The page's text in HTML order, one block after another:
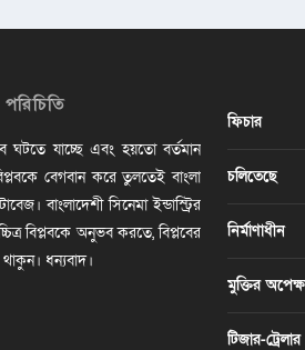
ঘটতে যাচ্ছে এবং হয়তো বর্তমান
বেগবান করে তুলতেই বাংলা
বাংলাদেশী সিনেমা ইন্ডাস্ট্রির
বিপ্লবকে অনুভব করতে, বিপ্লবের
ধন্যবাদ।
ফিচার
চলিতেছে
নির্মাণাধীন
মুক্তির
টিজার-ট্রেলার